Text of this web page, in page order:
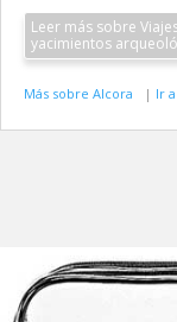
Leer más sobre
yacimientos
Más sobre Alcora |